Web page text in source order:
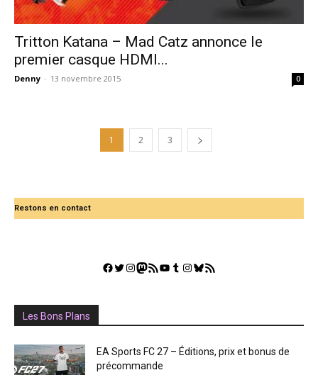
Tritton Katana – Mad Catz annonce le
premier casque HDMI...
Denny - 13 novembre 2015 0
1 2 3
Restons en contact
Facebook
Twitter
Instagram
Mastodon
Flux RSSYouTube
Tumblr
Instagram
Bluesky
GestGame
Les Bons Plans
EA Sports FC 27 – Éditions, prix et bonus de
précommande